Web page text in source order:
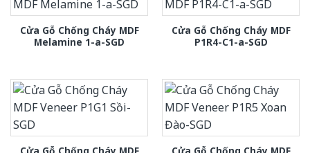
Cửa Gỗ Chống Cháy MDF
Melamine 1-a-SGD
Cửa Gỗ Chống Cháy MDF
P1R4-C1-a-SGD